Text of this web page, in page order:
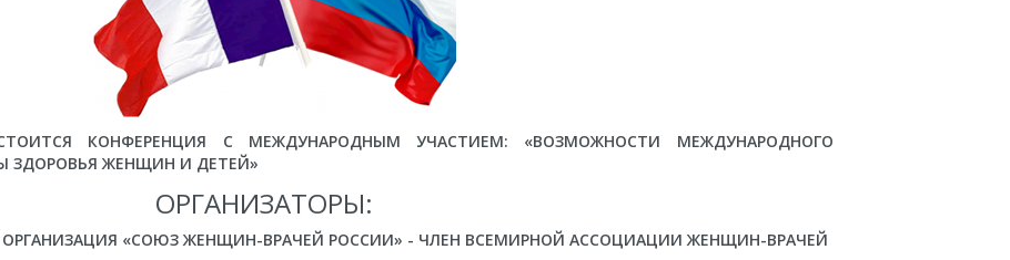
КОНФЕРЕНЦИЯ С МЕЖДУНАРОДНЫМ УЧАСТИЕМ: «ВОЗМОЖНОСТИ МЕЖДУНАРОДНОГО
ЗДОРОВЬЯ ЖЕНЩИН И ДЕТЕЙ»
ОРГАНИЗАТОРЫ:
«СОЮЗ ЖЕНЩИН-ВРАЧЕЙ РОССИИ» - ЧЛЕН ВСЕМИРНОЙ АССОЦИАЦИИ ЖЕНЩИН-ВРАЧЕЙ